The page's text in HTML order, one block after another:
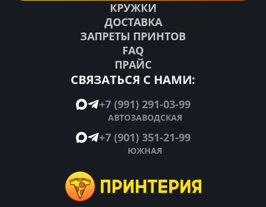
СВЯЗАТЬСЯ С НАМИ:
+7 (991) 291-03-99
АВТОЗАВОДСКАЯ
+7 (901) 351-21-99
ЮЖНАЯ
КРУЖКИ
ДОСТАВКА
ЗАПРЕТЫ ПРИНТОВ
FAQ
ПРАЙС